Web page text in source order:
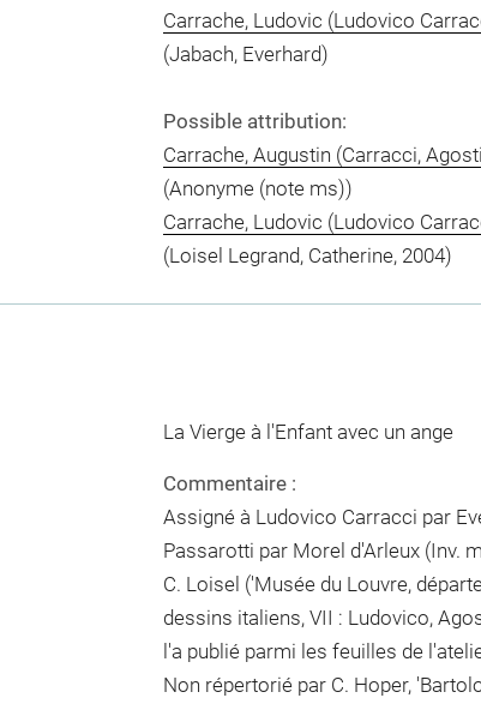
Carrache, Ludovic (Ludovico
(Jabach, Everhard)
Possible attribution:
Carrache, Augustin (Carracci,
(Anonyme (note ms))
Carrache, Ludovic (Ludovico
(Loisel Legrand, Catherine, 2004)
La Vierge à l'Enfant avec un ange
Commentaire :
Assigné à Ludovico Carracci par
Passarotti par Morel d'Arleux (Inv.
C. Loisel ('Musée du Louvre,
dessins italiens, VII : Ludovico,
l'a publié parmi les feuilles de
Non répertorié par C. Hoper,